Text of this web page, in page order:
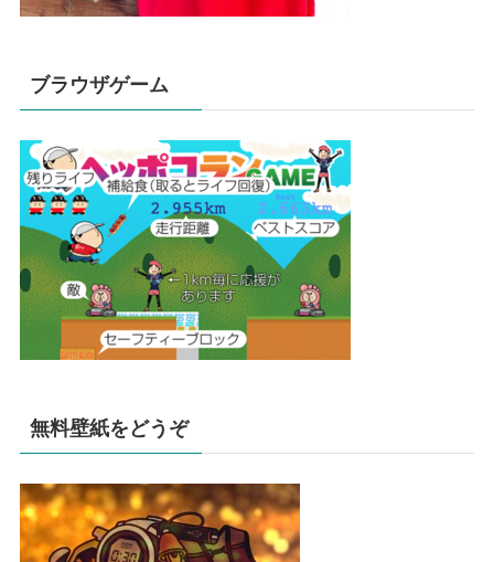
ブラウザゲーム
無料壁紙をどうぞ